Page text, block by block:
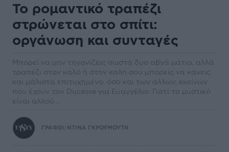
Το ρομαντικό τραπέζι
στρώνεται στο σπίτι:
οργάνωση και συνταγές
Μπορεί να μην τηγανίζεις σωστά δυο αβγά μάτια, αλλά
τραπέζι στον καλό ή στην καλή σου μπορείς να κάνεις
και μάλιστα επιτυχημένο, όσο και των άλλων, εκείνων
που έχουν τον Ducasse για Ευαγγέλιο. Γιατί το μυστικό
είναι αλλού…
ΓΡΑΦΕΙ: ΝΤΙΝΑ ΓΚΡΟΥΜΟΥΤΗ